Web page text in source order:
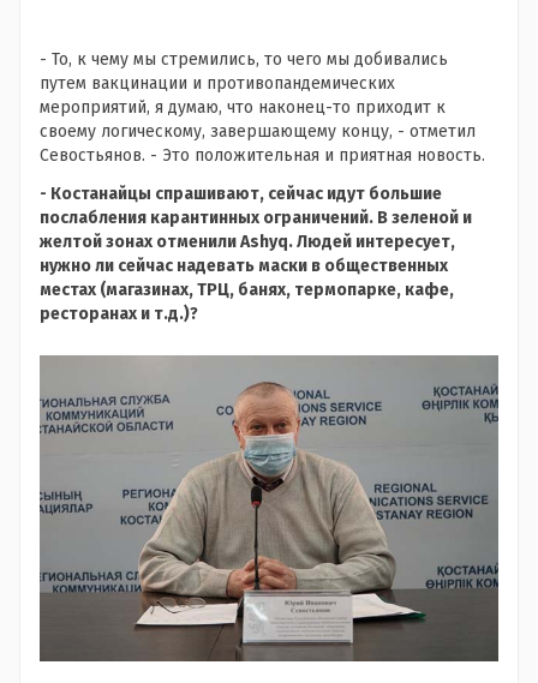
- То, к чему мы стремились, то чего мы добивались
путем вакцинации и противопандемических
мероприятий, я думаю, что наконец-то приходит к
своему логическому, завершающему концу, - отметил
Севостьянов. - Это положительная и приятная новость.
- Костанайцы спрашивают, сейчас идут большие
послабления карантинных ограничений. В зеленой и
желтой зонах отменилиAshyq. Людей интересует,
нужно ли сейчас надевать маски в общественных
местах (магазинах, ТРЦ, банях, термопарке, кафе,
ресторанах и т.д.)?